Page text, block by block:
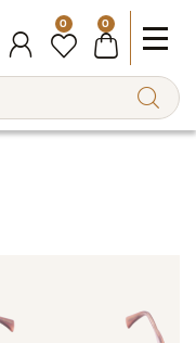
0 0